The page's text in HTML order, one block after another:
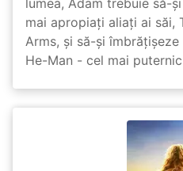
lumea, Adam trebuie să-
mai apropiați aliați ai săi,
Arms, și să-și
He-Man - cel mai